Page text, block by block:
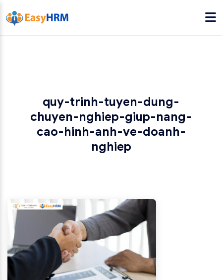
quy-trinh-tuyen-dung-
chuyen-nghiep-giup-nang-
cao-hinh-anh-ve-doanh-
nghiep